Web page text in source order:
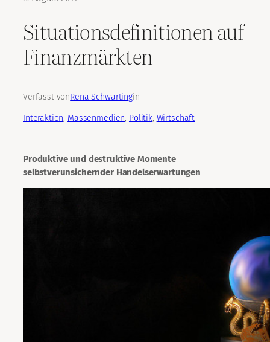
Situationsdefinitionen auf
Finanzmärkten
Verfasst vonRena Schwartingin
Interaktion, Massenmedien, Politik, Wirtschaft
Produktive und destruktive Momente
selbstverunsichernder Handelserwartungen